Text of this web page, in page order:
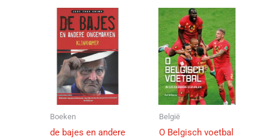
Boeken
de bajes en andere
België
O Belgisch voetbal